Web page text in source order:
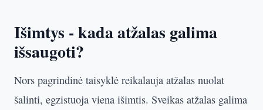
Išimtys - kada atžalas galima
išsaugoti?
Nors pagrindinė taisyklė reikalauja atžalas nuolat
šalinti, egzistuoja viena išimtis. Sveikas atžalas galima